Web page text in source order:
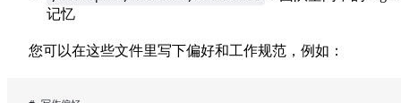
记忆
您可以在这些文件里写下偏好和工作规范，例如：